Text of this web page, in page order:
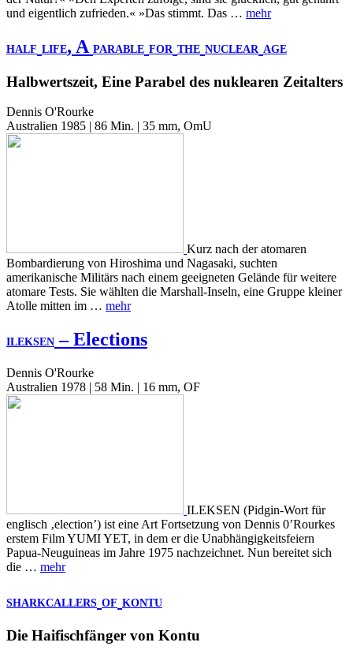
und eigentlich zufrieden.« »Das stimmt. Das … mehr
HALF LIFE, A PARABLE FOR THE NUCLEAR AGE
Halbwertszeit, Eine Parabel des nuklearen Zeitalters
Dennis O'Rourke
Australien 1985 | 86 Min. | 35 mm, OmU
Kurz nach der atomaren
Bombardierung von Hiroshima und Nagasaki, suchten
amerikanische Militärs nach einem geeigneten Gelände für weitere
atomare Tests. Sie wählten die Marshall-Inseln, eine Gruppe kleiner
Atolle mitten im … mehr
ILEKSEN – Elections
Dennis O'Rourke
Australien 1978 | 58 Min. | 16 mm, OF
ILEKSEN (Pidgin-Wort für
englisch ‚election’) ist eine Art Fortsetzung von Dennis 0’Rourkes
erstem Film YUMI YET, in dem er die Unabhängigkeitsfeiern
Papua-Neuguineas im Jahre 1975 nachzeichnet. Nun bereitet sich
die … mehr
SHARKCALLERS OF KONTU
Die Haifischfänger von Kontu